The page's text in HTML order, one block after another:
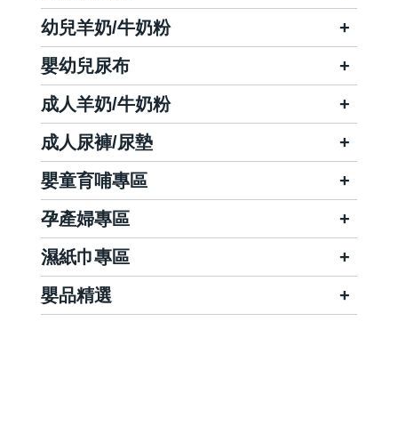
幼兒羊奶/牛奶粉
嬰幼兒尿布
成人羊奶/牛奶粉
成人尿褲/尿墊
嬰童育哺專區
孕產婦專區
濕紙巾專區
嬰品精選